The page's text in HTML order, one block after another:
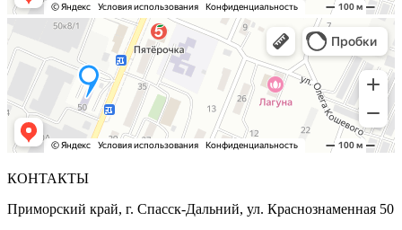
КОНТАКТЫ
Приморский край, г. Спасск-Дальний, ул. Краснознаменная 50